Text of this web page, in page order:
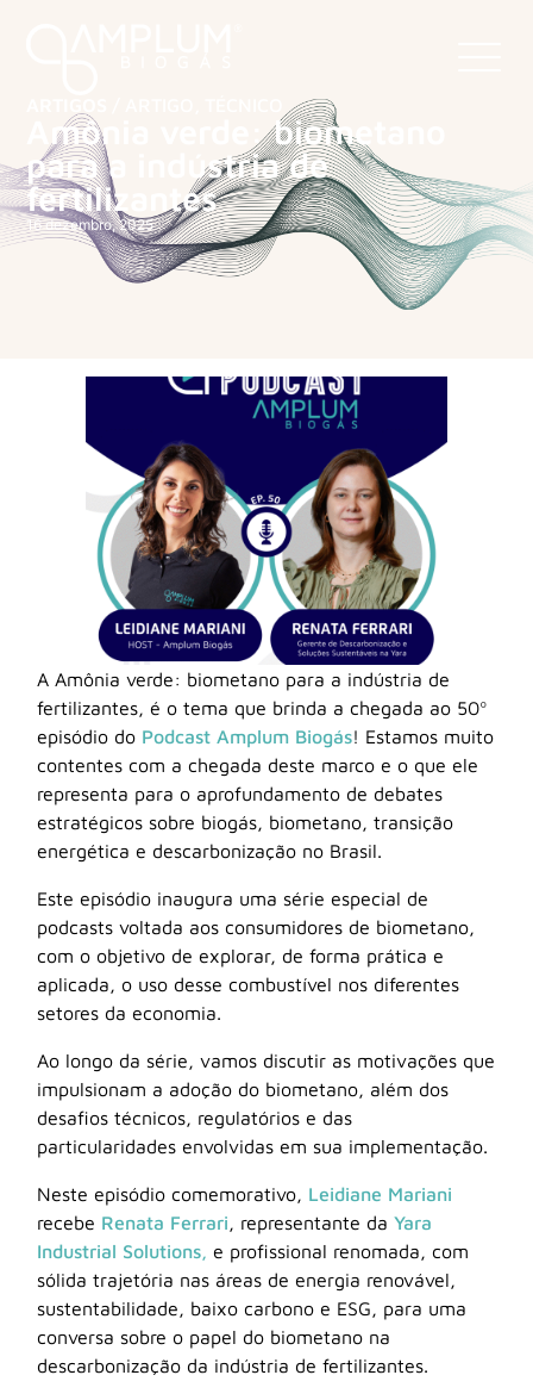
Amônia verde: biometano
para a indústria de
fertilizantes
16 dezembro, 2025
A Amônia verde: biometano para a indústria de
fertilizantes, é o tema que brinda a chegada ao 50º
episódio do Podcast Amplum Biogás! Estamos muito
contentes com a chegada deste marco e o que ele
representa para o aprofundamento de debates
estratégicos sobre biogás, biometano, transição
energética e descarbonização no Brasil.
Este episódio inaugura uma série especial de
podcasts voltada aos consumidores de biometano,
com o objetivo de explorar, de forma prática e
aplicada, o uso desse combustível nos diferentes
setores da economia.
Ao longo da série, vamos discutir as motivações que
impulsionam a adoção do biometano, além dos
desafios técnicos, regulatórios e das
particularidades envolvidas em sua implementação.
Neste episódio comemorativo, Leidiane Mariani
recebe Renata Ferrari , representante daYara
Industrial Solutions, e profissional renomada, com
sólida trajetória nas áreas de energia renovável,
sustentabilidade, baixo carbono e ESG, para uma
conversa sobre o papel do biometano na
descarbonização da indústria de fertilizantes.